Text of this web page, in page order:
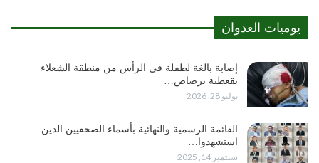
يوميات العدوان
إصابة بالغة لطفلة في الرأس من منطقة الشعلاء
بقعطبة برصاص…
يوليو 28, 2026
القائمة الرسمية والنهائية بأسماء الصحفيين الذين
استشهدوا…
سبتمبر 14, 2025